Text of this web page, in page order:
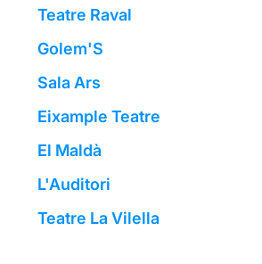
Teatre Raval
Golem'S
Sala Ars
Eixample Teatre
El Maldà
L'Auditori
Teatre La Vilella